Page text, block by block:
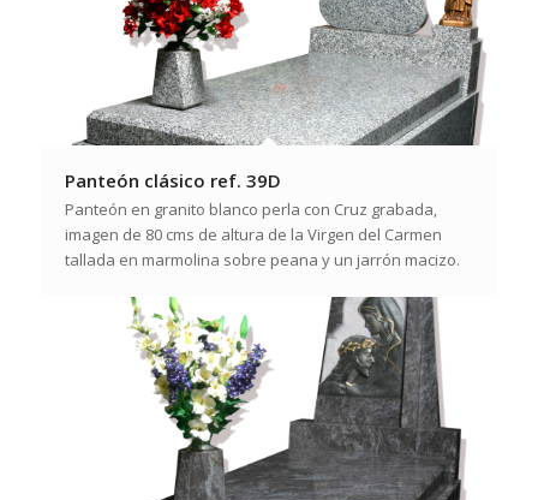
Panteón clásico ref. 39D
Panteón en granito blanco perla con Cruz grabada,
imagen de 80 cms de altura de la Virgen del Carmen
tallada en marmolina sobre peana y un jarrón macizo.